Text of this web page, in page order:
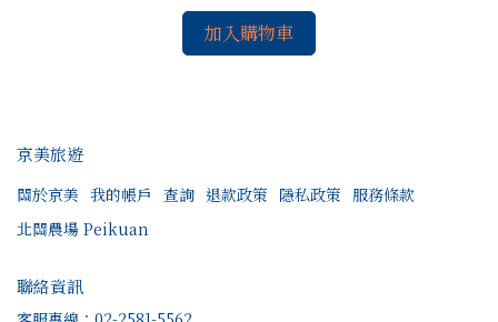
加入購物車
京美旅遊
關於京美 我的帳戶 查詢 退款政策 隱私政策 服務條款
北關農場 Peikuan
聯絡資訊